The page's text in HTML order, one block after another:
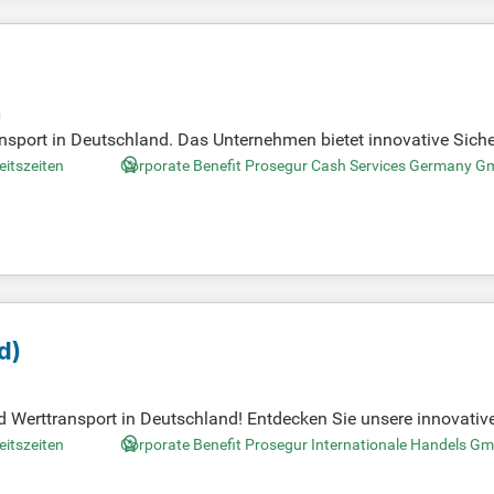
in Deutschland. Das Unternehmen bietet innovative
Management. Darüber hinaus sorgt Prosegur für
nach einem Job im Bereich Sicherheit und Logistik
Karrieretipps besuchen Sie Step Stone.de.
Corporate Benefit Prosegur Cash Services Germany
in Deutschland! Entdecken Sie unsere
und mehr. Bewerben Sie sich jetzt für spannende
Corporate Benefit Prosegur Internationale Handels